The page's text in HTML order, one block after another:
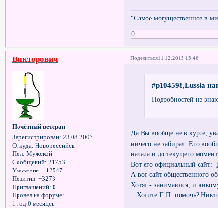
"Самое могущественное в
0
Поделиться11.12.2015 15:46
Викторович
Почётный ветеран
Зарегистрирован: 23.08.2007
Откуда: Новороссийск
Пол: Мужской
Сообщений: 21753
Уважение: +12547
Позитив: +3273
Приглашений: 0
Провел на форуме:
1 год 0 месяцев
#p104598,Lussia
Подробностей не
Да Вы вообще не в курсе,
ничего не забирал. Его
начала и до текущего
Вот его официальный сайт:
А вот сайт общественного
Хотят - занимаются, и
.. Хотите П.П. помочь?